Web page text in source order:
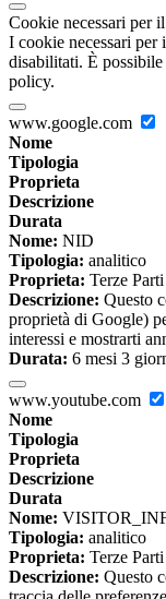
Cookie necessari per
I cookie necessari per
disabilitati. È
policy.
www.google.com
Nome
Tipologia
Proprieta
Descrizione
Durata
Nome: NID
Tipologia: analitico
Proprieta: Terze Parti
Descrizione: Questo
proprietà di Google)
interessi e mostrarti
Durata: 6 mesi 3
www.youtube.com
Nome
Tipologia
Proprieta
Descrizione
Durata
Nome:
Tipologia: analitico
Proprieta: Terze Parti
Descrizione: Questo